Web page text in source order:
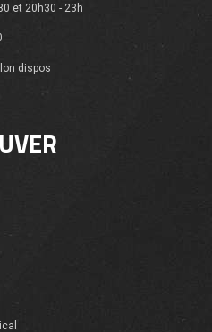
et 20h30 - 23h
dispos